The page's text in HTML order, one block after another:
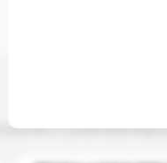
击以将它们添加到你的询盘信